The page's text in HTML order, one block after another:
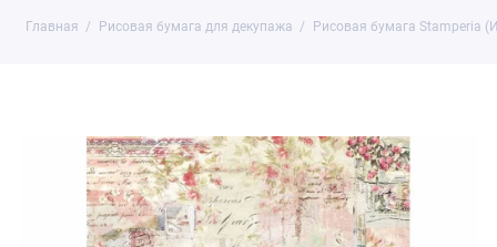
Главная Рисовая бумага для декупажа Рисовая бумага Stamperia